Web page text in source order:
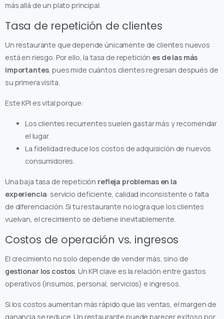
más allá de un plato principal.
Tasa de repetición de clientes
Un restaurante que depende únicamente de clientes nuevos
está en riesgo. Por ello, la tasa de repetición es de las más
importantes, pues mide cuántos clientes regresan después de
su primera visita.
Este KPI es vital porque:
Los clientes recurrentes suelen gastar más y recomendar
el lugar.
La fidelidad reduce los costos de adquisición de nuevos
consumidores.
Una baja tasa de repetición refleja problemas en la
experiencia: servicio deficiente, calidad inconsistente o falta
de diferenciación. Si tu restaurante no logra que los clientes
vuelvan, el crecimiento se detiene inevitablemente.
Costos de operación vs. ingresos
El crecimiento no solo depende de vender más, sino de
gestionar los costos. Un KPI clave es la relación entre gastos
operativos (insumos, personal, servicios) e ingresos.
Si los costos aumentan más rápido que las ventas, el margen de
ganancia se reduce. Un restaurante puede parecer exitoso por